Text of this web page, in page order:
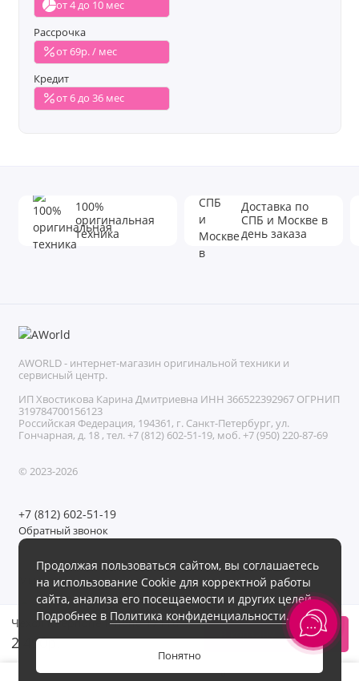
0
Чехол Keephone iPhone 17 Pro Max MAGGRIP Blue
2 490р.
от 4 до 10 мес
Рассрочка
от 69р. / мес
Кредит
от 6 до 36 мес
100%
оригинальная
техника
Доставка по
СПБ и Москве в
день заказа
Продолжая пользоваться сайтом, вы соглашаетесь
на использование Cookie для корректной работы
сайта, анализа его посещаемости и других целей.
Подробнее в Политика конфиденциальности.
Понятно
AWORLD - интернет-магазин оригинальной техники и
сервисный центр.
ИП Хвостикова Карина Дмитриевна ИНН 366522392967 ОГРНИП
319784700156123
Российская Федерация, 194361, г. Санкт-Петербург, ул.
Гончарная, д. 18 , тел. +7 (812) 602-51-19, моб. +7 (950) 220-87-69
© 2023-2026
+7 (812) 602-51-19
Обратный звонок
Мы в сети